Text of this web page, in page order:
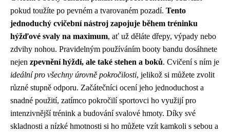
pokud toužíte po pevném a tvarovaném pozadí. Tento
jednoduchý cvičební nástroj zapojuje během tréninku
hýžďové svaly na maximum, ať už děláte dřepy, výpady nebo
zdvihy nohou. Pravidelným používáním booty bandu dosáhnete
nejen zpevnění hýždí, ale také stehen a boků. Cvičení s ním je
ideální pro všechny úrovně pokročilosti, jelikož si můžete zvolit
různé stupně odporu. Začátečníci ocení jeho jednoduchost a
snadné použití, zatímco pokročilí sportovci ho využijí pro
intenzivnější trénink a budování svalové hmoty. Díky své
skladnosti a nízké hmotnosti si ho můžete vzít kamkoli s sebou a